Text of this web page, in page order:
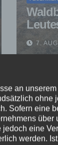
warnt
7.
an
ohne
Sofern eine
über
eine
werden.